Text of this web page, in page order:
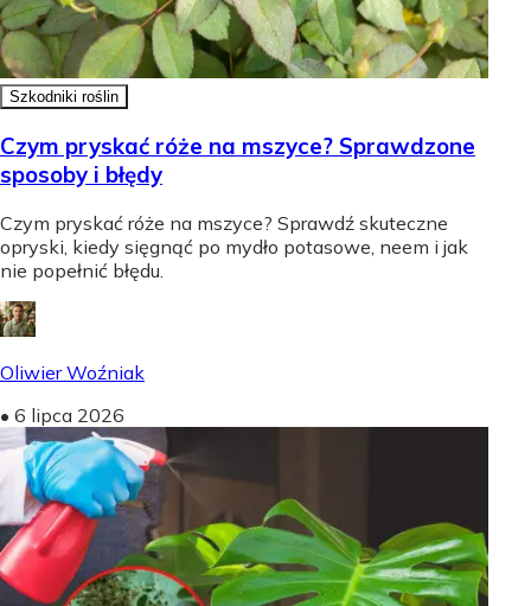
Szkodniki roślin
Czym pryskać róże na mszyce? Sprawdzone
sposoby i błędy
Czym pryskać róże na mszyce? Sprawdź skuteczne
opryski, kiedy sięgnąć po mydło potasowe, neem i jak
nie popełnić błędu.
Oliwier Woźniak
• 6 lipca 2026